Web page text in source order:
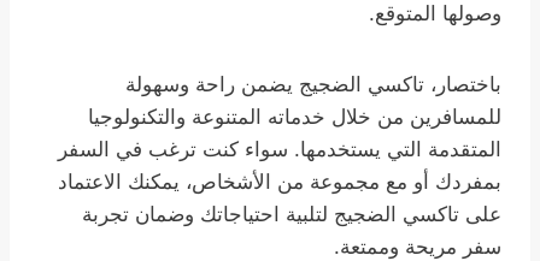
وصولها المتوقع.
باختصار، تاكسي الضجيج يضمن راحة وسهولة
للمسافرين من خلال خدماته المتنوعة والتكنولوجيا
المتقدمة التي يستخدمها. سواء كنت ترغب في السفر
بمفردك أو مع مجموعة من الأشخاص، يمكنك الاعتماد
على تاكسي الضجيج لتلبية احتياجاتك وضمان تجربة
سفر مريحة وممتعة.